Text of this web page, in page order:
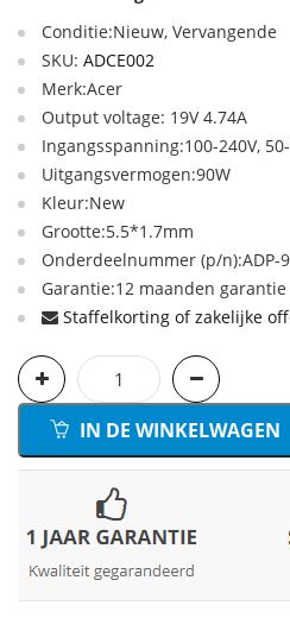
Conditie:Nieuw, Vervangende
SKU: ADCE002
Merk:Acer
Output voltage: 19V 4.74A
Ingangsspanning:100-240V,
Uitgangsvermogen:90W
Kleur:New
Grootte:5.5*1.7mm
Onderdeelnummer (p/n):ADP-
Garantie:12 maanden
Staffelkorting of zakelijke
IN DE WINKELWAGEN